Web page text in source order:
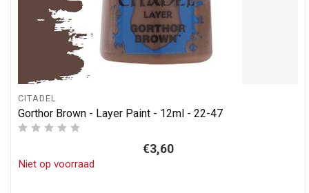
CITADEL
Gorthor Brown - Layer Paint - 12ml - 22-47
€3,60
Niet op voorraad